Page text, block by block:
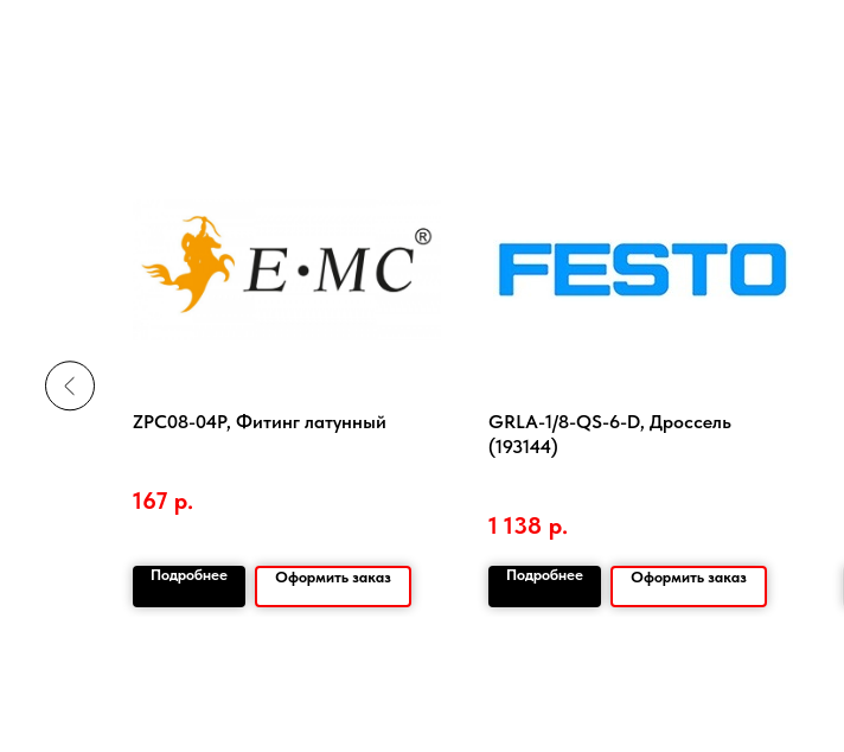
ZPC08-04P, Фитинг латунный
167 р.
Подробнее Оформить заказ
GRLA-1/8-QS-6-D, Дроссель
(193144)
1 138 р.
Подробнее Оформить заказ